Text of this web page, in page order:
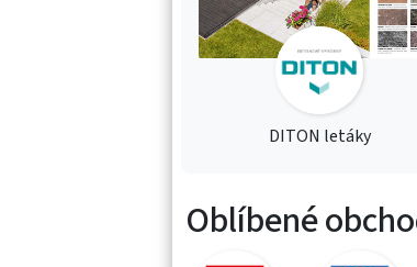
DITON letáky
Oblíbené